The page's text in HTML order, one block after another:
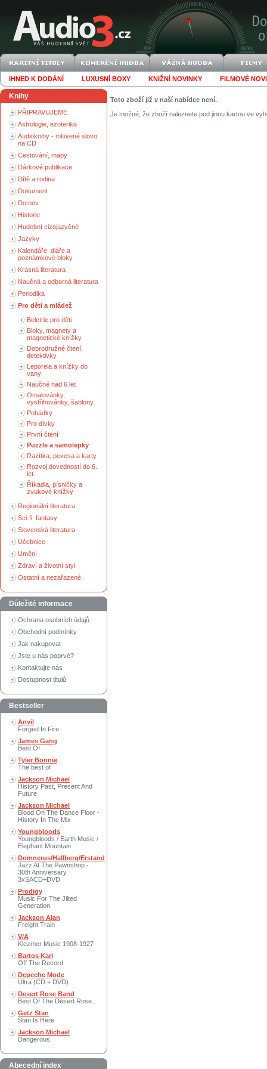
IHNED K DODÁNÍ LUXUSNÍ BOXY KNIŽNÍ NOVINKY FILMOVÉ
Knihy
PŘIPRAVUJEME
Astrologie, ezoterika
Audioknihy - mluvené slovo
na CD
Cestování, mapy
Dárkové publikace
Dítě a rodina
Dokument
Domov
Historie
Hudební cizojazyčné
Jazyky
Kalendáře, diáře a
poznámkové bloky
Krásná literatura
Naučná a odborná literatura
Periodika
Pro děti a mládež
Beletrie pro děti
Bloky, magnety a
magnetické knížky
Dobrodružné čtení,
detektivky
Leporela a knížky do
vany
Naučné nad 6 let
Omalovánky,
vystřihovánky, šablony
Pohádky
Pro dívky
První čtení
Puzzle a samolepky
Razítka, pexesa a karty
Rozvoj dovedností do 6.
let
Říkadla, písničky a
zvukové knížky
Regionální literatura
Sci-fi, fantasy
Slovenská literatura
Učebnice
Umění
Zdraví a životní styl
Ostatní a nezařazené
Důležité informace
Ochrana osobních údajů
Obchodní podmínky
Jak nakupovat
Jste u nás poprvé?
Kontaktujte nás
Dostupnost titulů
Bestseller
Anvil
Forged In Fire
James Gang
Best Of
Tyler Bonnie
The best of
Jackson Michael
History Past, Present And
Future
Jackson Michael
Blood On The Dance Floor -
History In The Mix
Youngbloods
Youngbloods / Earth Music /
Elephant Mountain
Domnerus/Hallberg/Erstand
Jazz At The Pawnshop -
30th Anniversary
3xSACD+DVD
Prodigy
Music For The Jilted
Generation
Jackson Alan
Freight Train
V/A
Klezmer Music 1908-1927
Bartos Karl
Off The Record
Depeche Mode
Ultra (CD + DVD)
Desert Rose Band
Best Of The Desert Rose..
Getz Stan
Stan Is Here
Jackson Michael
Dangerous
Abecední index
Toto zboží již v naší nabídce není.
Je možné, že zboží naleznete pod jinou kartou ve